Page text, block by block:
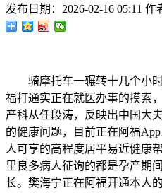
发布日期： 2026-02-16 05:11 作
骑摩托车一辗转十几个小时
福打通实正在就医办事的摸索
产科从任段涛，反映出中国大
的健康问题，目前正在阿福
人可享的高程度居平易近健康
里良多病人征询的都是孕产期
长。樊海宁正在阿福开通本人